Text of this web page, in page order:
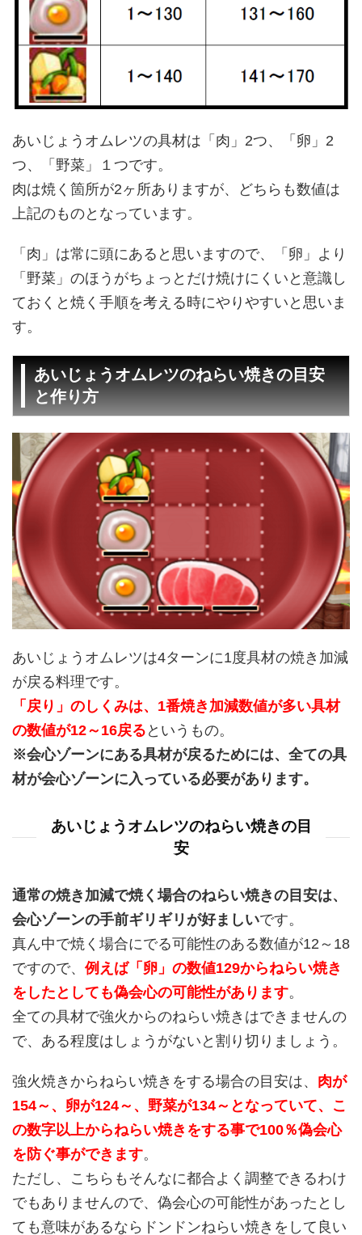
あいじょうオムレツの具材は「肉」2つ、「卵」2
つ、「野菜」１つです。
肉は焼く箇所が2ヶ所ありますが、どちらも数値は
上記のものとなっています。
「肉」は常に頭にあると思いますので、「卵」より
「野菜」のほうがちょっとだけ焼けにくいと意識し
ておくと焼く手順を考える時にやりやすいと思いま
す。
あいじょうオムレツのねらい焼きの目安
と作り方
あいじょうオムレツは4ターンに1度具材の焼き加減
が戻る料理です。
「戻り」のしくみは、1番焼き加減数値が多い具材
の数値が12～16戻る というもの。
※会心ゾーンにある具材が戻るためには、全ての具
材が会心ゾーンに入っている必要があります。
あいじょうオムレツのねらい焼きの目
安
通常の焼き加減で焼く場合のねらい焼きの目安は、
会心ゾーンの手前ギリギリが好ましいです。
真ん中で焼く場合にでる可能性のある数値が12～18
ですので、 例えば「卵」の数値129からねらい焼き
をしたとしても偽会心の可能性があります。
全ての具材で強火からのねらい焼きはできませんの
で、ある程度はしょうがないと割り切りましょう。
強火焼きからねらい焼きをする場合の目安は、 肉が
154～、卵が124～、野菜が134～となっていて、こ
の数字以上からねらい焼きをする事で100％偽会心
を防ぐ事ができます。
ただし、こちらもそんなに都合よく調整できるわけ
でもありませんので、偽会心の可能性があったとし
ても意味があるならドンドンねらい焼きをして良い